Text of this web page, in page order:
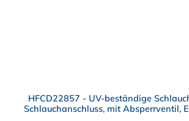
HFCD22857 - UV-beständige
Schlauchanschluss, mit Absperrventil,